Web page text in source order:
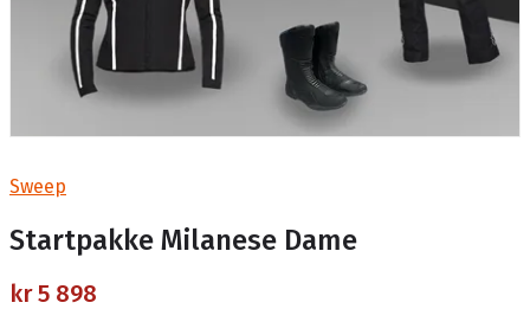
Sweep
Startpakke Milanese Dame
kr 5 898